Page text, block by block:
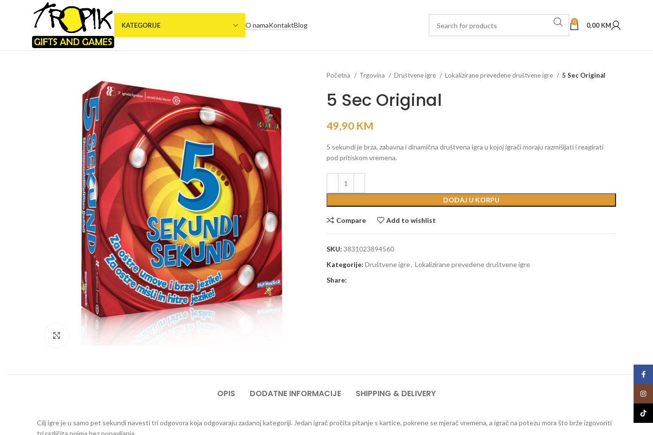
KATEGORIJE O namaKontaktBlog 0 0,00 KM
Početna Trgovina Društvene igre Lokalizirane prevedene društvene igre 5 Sec Original
5 Sec Original
49,90 KM
5 sekundi je brza, zabavna i dinamična društvena igra u kojoj igrači moraju razmišljati i reagirati
pod pritiskom vremena.
DODAJ U KORPU
Compare Add to wishlist
SKU: 3831023894560
Kategorije: Društvene igre, Lokalizirane prevedene društvene igre
Share:
OPIS DODATNE INFORMACIJE SHIPPING & DELIVERY
Cilj igre je u samo pet sekundi navesti tri odgovora koja odgovaraju zadanoj kategoriji. Jedan igrač pročita pitanje s kartice, pokrene se mjerač vremena, a igrač na potezu mora što brže izgovoriti
tri različita pojma bez ponavljanja.